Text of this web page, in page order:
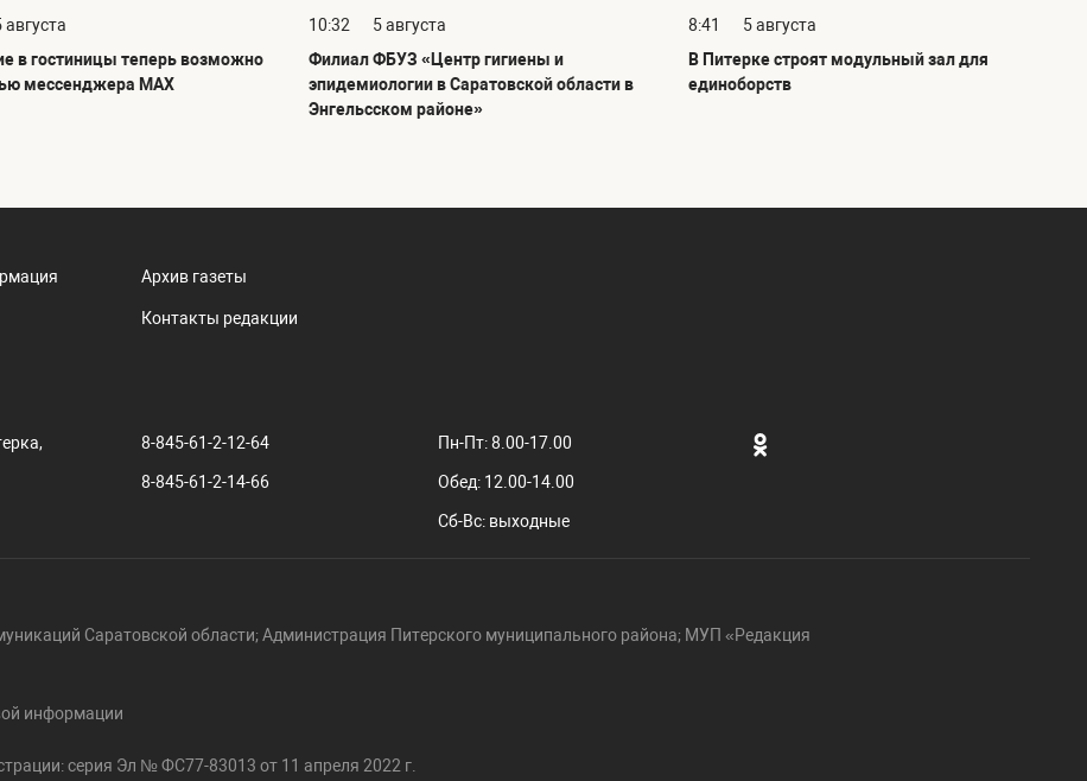
августа
в гостиницы теперь возможно
мессенджера MAX
10:32
5 августа
Филиал ФБУЗ «Центр гигиены и
эпидемиологии в Саратовской области в
Энгельсском районе»
8:41
5 августа
В Питерке строят модульный зал для
единоборств
Архив газеты
Контакты редакции
8-845-61-2-12-64
8-845-61-2-14-66
Пн-Пт: 8.00-17.00
Обед: 12.00-14.00
Сб-Вс: выходные
Саратовской области; Администрация Питерского муниципального района; МУП «Редакция
информации
серия Эл № ФС77-83013 от 11 апреля 2022 г.